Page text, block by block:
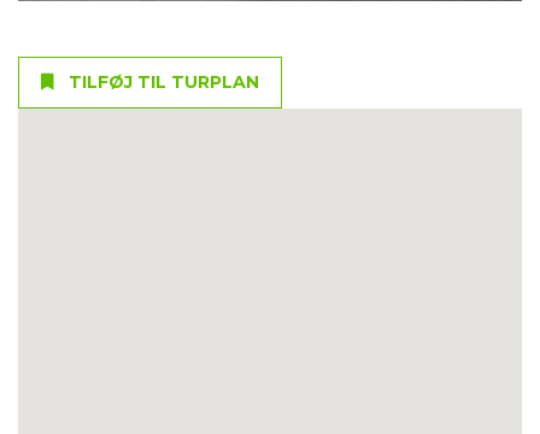
TILFØJ TIL TURPLAN